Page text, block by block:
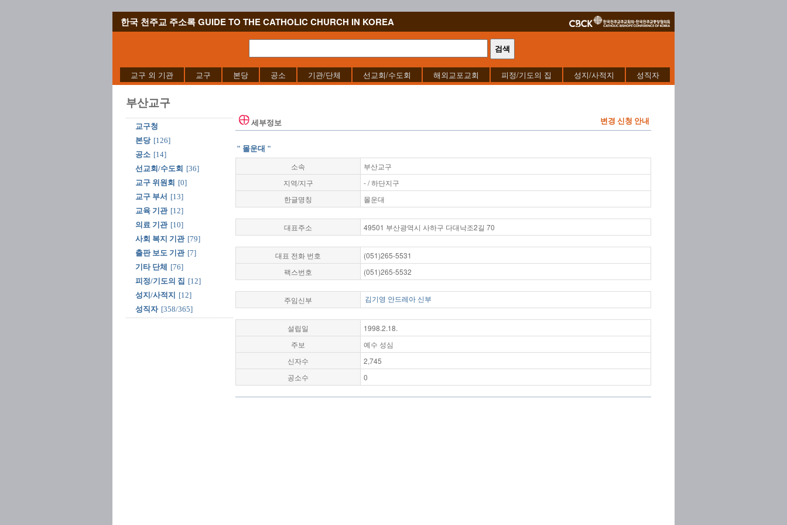
한국 천주교 주소록 GUIDE TO THE CATHOLIC CHURCH IN KOREA
교구 외 기관 교구 본당 공소 기관/단체 선교회/수도회 해외교포교회 피정/기도의 집 성지/사적지 성직자
부산교구
교구청
본당 [126]
공소 [14]
선교회/수도회 [36]
교구 위원회 [0]
교구 부서 [13]
교육 기관 [12]
의료 기관 [10]
사회 복지 기관 [79]
출판 보도 기관 [7]
기타 단체
[76]
피정/기도의 집 [12]
성지/사적지
[12]
성직자 [358/365]
세부정보 변경 신청 안내
" 몰운대 "
소속
부산교구
지역/지구
- / 하단지구
한글명칭
몰운대
대표주소 49501 부산광역시 사하구 다대낙조2길 70
대표 전화 번호
(051)265-5531
팩스번호
(051)265-5532
주임신부 김기영 안드레아 신부
설립일
1998.2.18.
주보
예수 성심
신자수
2,745
공소수
0